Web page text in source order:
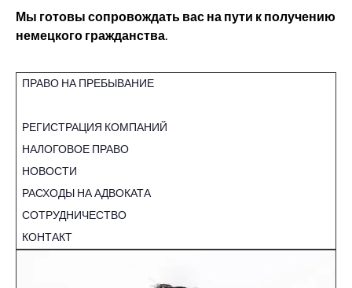
Мы готовы сопровождать вас на пути к получению
немецкого гражданства.
ПРАВО НА ПРЕБЫВАНИЕ
РЕГИСТРАЦИЯ КОМПАНИЙ
НАЛОГОВОЕ ПРАВО
НОВОСТИ
РАСХОДЫ НА АДВОКАТА
СОТРУДНИЧЕСТВО
КОНТАКТ